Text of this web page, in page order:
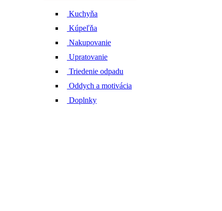
Kuchyňa
Kúpeľňa
Nakupovanie
Upratovanie
Triedenie odpadu
Oddych a motivácia
Doplnky